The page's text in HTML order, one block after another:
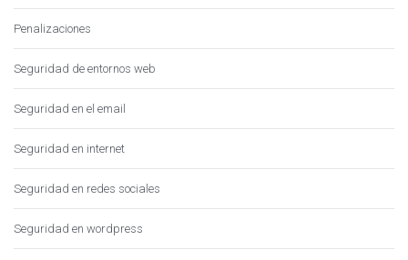
Penalizaciones
Seguridad de entornos web
Seguridad en el email
Seguridad en internet
Seguridad en redes sociales
Seguridad en wordpress